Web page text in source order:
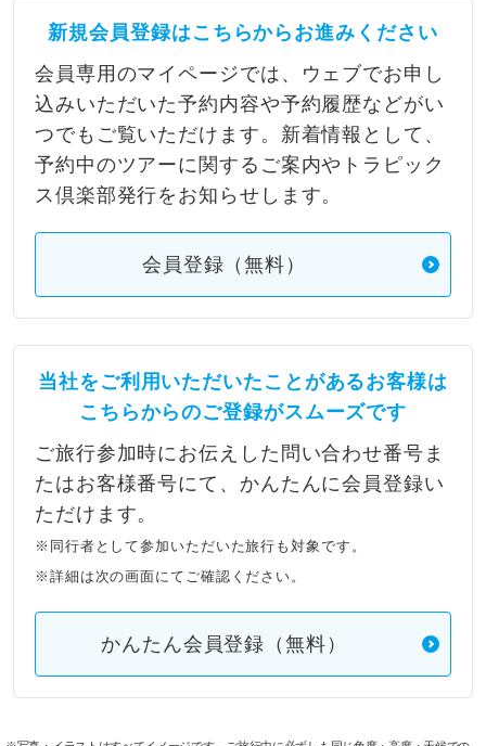
新規会員登録はこちらからお進みください
会員専用のマイページでは、ウェブでお申し
込みいただいた予約内容や予約履歴などがい
つでもご覧いただけます。新着情報として、
予約中のツアーに関するご案内やトラピック
ス倶楽部発行をお知らせします。
会員登録（無料）
当社をご利用いただいたことがあるお客様は
こちらからのご登録がスムーズです
ご旅行参加時にお伝えした問い合わせ番号ま
たはお客様番号にて、かんたんに会員登録い
ただけます。
※同行者として参加いただいた旅行も対象です。
※詳細は次の画面にてご確認ください。
かんたん会員登録（無料）